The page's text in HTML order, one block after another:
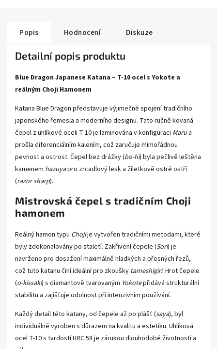
Popis Hodnocení Diskuze
Detailní popis produktu
Blue Dragon Japanese Katana – T-10 ocel s Yokote a
reálným Choji Hamonem
Katana Blue Dragon představuje výjimečné spojení tradičního
japonského řemesla a moderního designu. Tato ručně kovaná
čepel z uhlíkové oceli T-10 je laminována v konfiguraci Maru a
prošla diferenciálním kalením, což zaručuje mimořádnou
pevnost a ostrost. Čepel bez drážky (bo-hi) byla pečlivě leštěna
kamenem hazuyapro zrcadlový lesk a žiletkově ostré ostří
(razor sharp).
Mistrovská čepel s tradičním Choji
hamonem
Reálný hamon typu Chojije vytvořen tradičními metodami, které
byly zdokonalovány po staletí. Zakřivení čepele (Sori) je
navrženo pro dosažení maximálně hladkých a přesných řezů,
což tuto katanu činí ideální pro zkoušky tameshigiri. Hrot čepele
(o-kissaki) s diamantově tvarovaným Yokotepřidává strukturální
stabilitu a zajišťuje odolnost při intenzivním používání.
Každý detail této katany, od čepele až po plášť (saya), byl
individuálně vyroben s důrazem na kvalitu a estetiku. Uhlíková
ocel T-10 s tvrdostí HRC 58 je zárukou dlouhodobé životnosti a